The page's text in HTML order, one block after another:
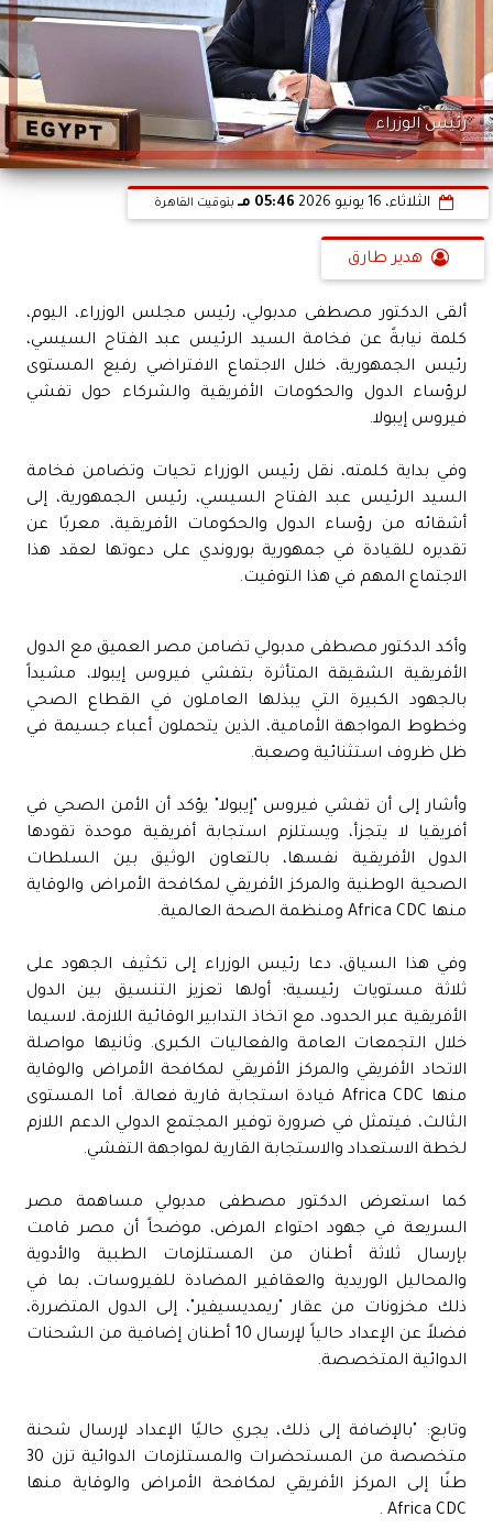
رئيس الوزراء
الثلاثاء، 16 يونيو 2026 05:46 مـ بتوقيت القاهرة
هدير طارق
ألقى الدكتور مصطفى مدبولي، رئيس مجلس الوزراء، اليوم،
كلمة نيابةً عن فخامة السيد الرئيس عبد الفتاح السيسي،
رئيس الجمهورية، خلال الاجتماع الافتراضي رفيع المستوى
لرؤساء الدول والحكومات الأفريقية والشركاء حول تفشي
فيروس إيبولا.
وفي بداية كلمته، نقل رئيس الوزراء تحيات وتضامن فخامة
السيد الرئيس عبد الفتاح السيسي، رئيس الجمهورية، إلى
أشقائه من رؤساء الدول والحكومات الأفريقية، معربًا عن
تقديره للقيادة في جمهورية بوروندي على دعوتها لعقد هذا
الاجتماع المهم في هذا التوقيت.
وأكد الدكتور مصطفى مدبولي تضامن مصر العميق مع الدول
الأفريقية الشقيقة المتأثرة بتفشي فيروس إيبولا، مشيداً
بالجهود الكبيرة التي يبذلها العاملون في القطاع الصحي
وخطوط المواجهة الأمامية، الذين يتحملون أعباء جسيمة في
ظل ظروف استثنائية وصعبة.
وأشار إلى أن تفشي فيروس "إيبولا" يؤكد أن الأمن الصحي في
أفريقيا لا يتجزأ، ويستلزم استجابة أفريقية موحدة تقودها
الدول الأفريقية نفسها، بالتعاون الوثيق بين السلطات
الصحية الوطنية والمركز الأفريقي لمكافحة الأمراض والوقاية
منها Africa CDC ومنظمة الصحة العالمية.
وفي هذا السياق، دعا رئيس الوزراء إلى تكثيف الجهود على
ثلاثة مستويات رئيسية؛ أولها تعزيز التنسيق بين الدول
الأفريقية عبر الحدود، مع اتخاذ التدابير الوقائية اللازمة، لاسيما
خلال التجمعات العامة والفعاليات الكبرى. وثانيها مواصلة
الاتحاد الأفريقي والمركز الأفريقي لمكافحة الأمراض والوقاية
منها Africa CDC قيادة استجابة قارية فعالة. أما المستوى
الثالث، فيتمثل في ضرورة توفير المجتمع الدولي الدعم اللازم
لخطة الاستعداد والاستجابة القارية لمواجهة التفشي.
كما استعرض الدكتور مصطفى مدبولي مساهمة مصر
السريعة في جهود احتواء المرض، موضحاً أن مصر قامت
بإرسال ثلاثة أطنان من المستلزمات الطبية والأدوية
والمحاليل الوريدية والعقاقير المضادة للفيروسات، بما في
ذلك مخزونات من عقار "ريمديسيفير"، إلى الدول المتضررة،
فضلاً عن الإعداد حالياً لإرسال 10 أطنان إضافية من الشحنات
الدوائية المتخصصة.
وتابع: "بالإضافة إلى ذلك، يجري حاليًا الإعداد لإرسال شحنة
متخصصة من المستحضرات والمستلزمات الدوائية تزن 30
طنًا إلى المركز الأفريقي لمكافحة الأمراض والوقاية منها
Africa CDC .